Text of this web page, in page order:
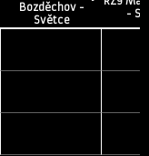
Bozděchov -
Světce
-